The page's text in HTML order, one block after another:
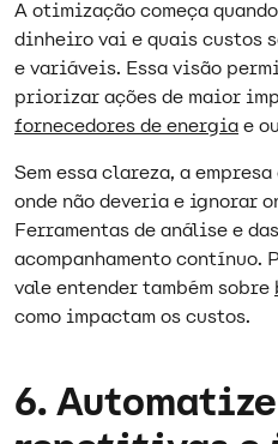
A otimização começa
dinheiro vai e quais custos
e variáveis. Essa visão
priorizar ações de maior
fornecedores de energiae
Sem essa clareza, a
onde não deveria e ignorar
Ferramentas de análise e
acompanhamento contínuo.
vale entender também sobre
como impactam os custos.​
6.